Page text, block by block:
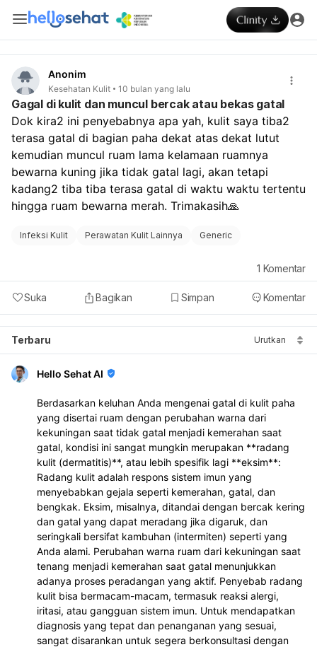
Anonim
Kesehatan Kulit 10 bulan yang lalu
Gagal di kulit dan muncul bercak atau bekas gatal
Dok kira2 ini penyebabnya apa yah, kulit saya tiba2
terasa gatal di bagian paha dekat atas dekat lutut
kemudian muncul ruam lama kelamaan ruamnya
bewarna kuning jika tidak gatal lagi, akan tetapi
kadang2 tiba tiba terasa gatal di waktu waktu tertentu
hingga ruam bewarna merah. Trimakasih🙏
Infeksi Kulit Perawatan Kulit Lainnya Generic
Suka Bagikan Simpan Komentar
1 Komentar
Terbaru Urutkan
Hello Sehat AI
Berdasarkan keluhan Anda mengenai gatal di kulit paha
yang disertai ruam dengan perubahan warna dari
kekuningan saat tidak gatal menjadi kemerahan saat
gatal, kondisi ini sangat mungkin merupakan **radang
kulit (dermatitis)**, atau lebih spesifik lagi **eksim**:
Radang kulit adalah respons sistem imun yang
menyebabkan gejala seperti kemerahan, gatal, dan
bengkak. Eksim, misalnya, ditandai dengan bercak kering
dan gatal yang dapat meradang jika digaruk, dan
seringkali bersifat kambuhan (intermiten) seperti yang
Anda alami. Perubahan warna ruam dari kekuningan saat
tenang menjadi kemerahan saat gatal menunjukkan
adanya proses peradangan yang aktif. Penyebab radang
kulit bisa bermacam-macam, termasuk reaksi alergi,
iritasi, atau gangguan sistem imun. Untuk mendapatkan
diagnosis yang tepat dan penanganan yang sesuai,
sangat disarankan untuk segera berkonsultasi dengan